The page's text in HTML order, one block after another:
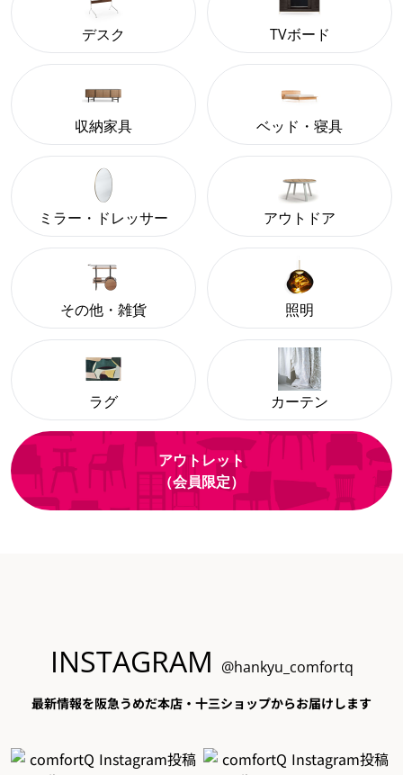
デスク TVボード
収納家具 ベッド・寝具
ミラー・ドレッサー アウトドア
その他・雑貨 照明
ラグ カーテン
アウトレット
（会員限定）
INSTAGRAM @hankyu_comfortq
最新情報を阪急うめだ本店・十三ショップからお届けします